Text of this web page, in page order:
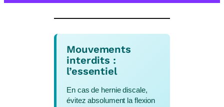
Mouvements
interdits :
l’essentiel
En cas de hernie discale,
évitez absolument la flexion